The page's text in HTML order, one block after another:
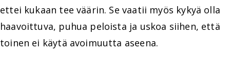
ettei kukaan tee väärin. Se vaatii myös kykyä olla
haavoittuva, puhua peloista ja uskoa siihen, että
toinen ei käytä avoimuutta aseena.